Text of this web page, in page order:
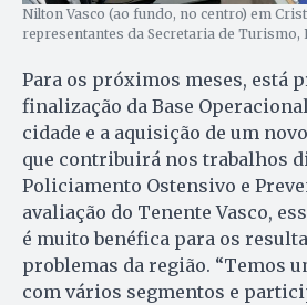
Nilton Vasco (ao fundo, no centro) em
representantes da Secretaria de Turismo,
Para os próximos meses, está
finalização da Base
cidade e a aquisição de um
que contribuirá nos trabalhos
Policiamento Ostensivo e
avaliação do Tenente Vasco,
é muito benéfica para os
problemas da região. “Temos
com vários segmentos e